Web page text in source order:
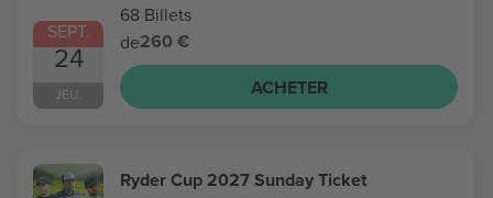
SEPT.
24
JEU.
68 Billets
de260 €
ACHETER
Ryder Cup 2027 Sunday Ticket